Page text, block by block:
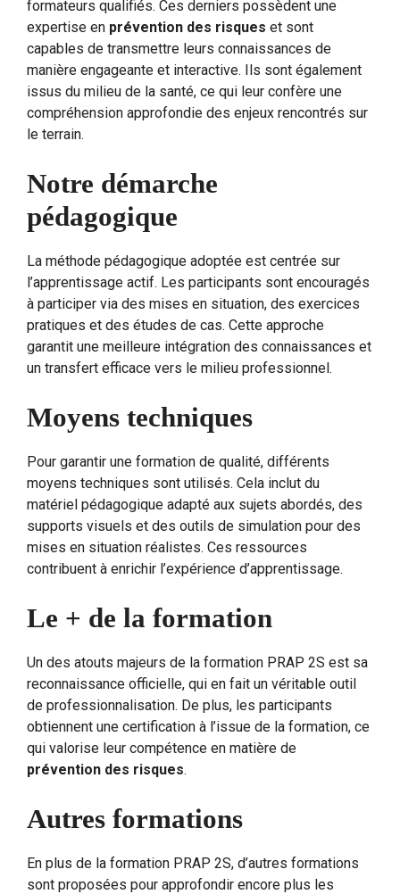
formateurs qualifiés. Ces derniers possèdent une
expertise en prévention des risques et sont
capables de transmettre leurs connaissances de
manière engageante et interactive. Ils sont également
issus du milieu de la santé, ce qui leur confère une
compréhension approfondie des enjeux rencontrés sur
le terrain.
Notre démarche
pédagogique
La méthode pédagogique adoptée est centrée sur
l’apprentissage actif. Les participants sont encouragés
à participer via des mises en situation, des exercices
pratiques et des études de cas. Cette approche
garantit une meilleure intégration des connaissances et
un transfert efficace vers le milieu professionnel.
Moyens techniques
Pour garantir une formation de qualité, différents
moyens techniques sont utilisés. Cela inclut du
matériel pédagogique adapté aux sujets abordés, des
supports visuels et des outils de simulation pour des
mises en situation réalistes. Ces ressources
contribuent à enrichir l’expérience d’apprentissage.
Le + de la formation
Un des atouts majeurs de la formation PRAP 2S est sa
reconnaissance officielle, qui en fait un véritable outil
de professionnalisation. De plus, les participants
obtiennent une certification à l’issue de la formation, ce
qui valorise leur compétence en matière de
prévention des risques.
Autres formations
En plus de la formation PRAP 2S, d’autres formations
sont proposées pour approfondir encore plus les